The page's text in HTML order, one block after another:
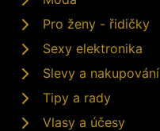
Pro ženy - řidičky
Sexy elektronika
Slevy a nakupování
Tipy a rady
Vlasy a účesy